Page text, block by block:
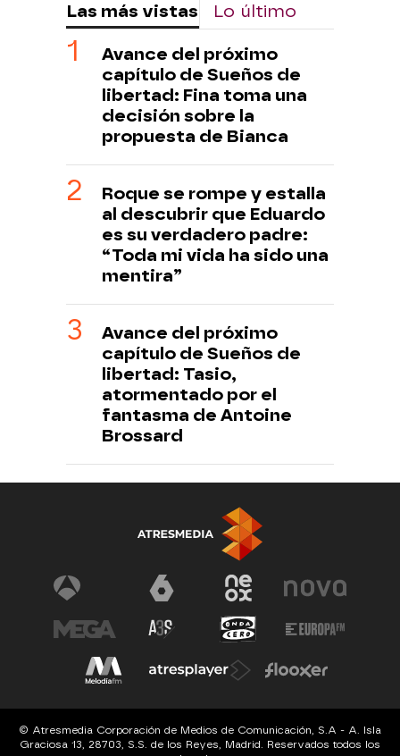
Las más vistas Lo último
Avance del próximo
capítulo de Sueños de
libertad: Fina toma una
decisión sobre la
propuesta de Bianca
Roque se rompe y estalla
al descubrir que Eduardo
es su verdadero padre:
“Toda mi vida ha sido una
mentira”
Avance del próximo
capítulo de Sueños de
libertad: Tasio,
atormentado por el
fantasma de Antoine
Brossard
© Atresmedia Corporación de Medios de Comunicación, S.A - A. Isla
Graciosa 13, 28703, S.S. de los Reyes, Madrid. Reservados todos los